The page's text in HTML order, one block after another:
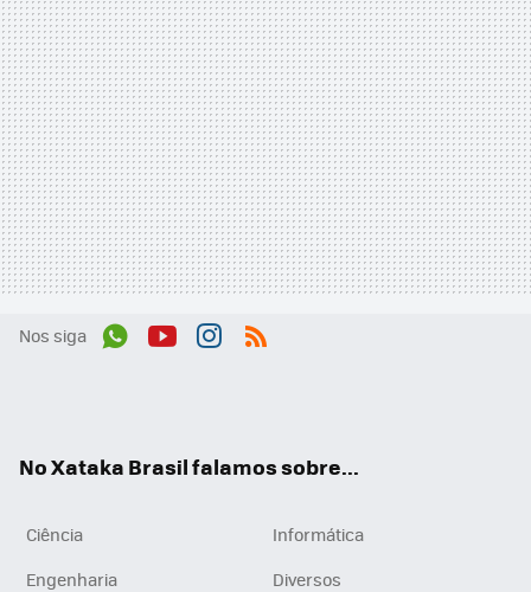
Nos siga
No Xataka Brasil falamos sobre...
Ciência
Informática
Engenharia
Diversos